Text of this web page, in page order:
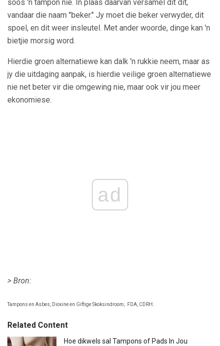
soos 'n tampon nie. In plaas daarvan versamel dit dit,
vandaar die naam "beker." Jy moet die beker verwyder, dit
spoel, en dit weer insleutel. Met ander woorde, dinge kan 'n
bietjie morsig word.
Hierdie groen alternatiewe kan dalk 'n rukkie neem, maar as
jy die uitdaging aanpak, is hierdie veilige groen alternatiewe
nie net beter vir die omgewing nie, maar ook vir jou meer
ekonomiese.
ad
> Bron:
Tampons en Asbes, Dioxine en Giftige Skoksindroom; FDA, CDRH.
Related Content
Hoe dikwels sal Tampons of Pads In Jou